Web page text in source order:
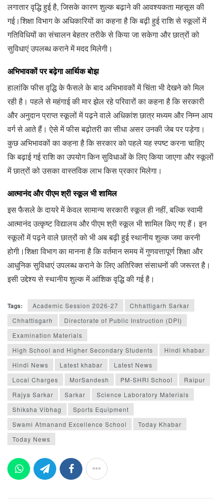
लगातार वृद्धि हुई है, जिसके कारण शुल्क बढ़ाने की आवश्यकता महसूस की
गई।शिक्षा विभाग के अधिकारियों का कहना है कि बढ़ी हुई राशि से स्कूलों में
गतिविधियों का संचालन बेहतर तरीके से किया जा सकेगा और छात्रों को
सुविधाएं उपलब्ध कराने में मदद मिलेगी।
अभिभावकों पर बढ़ेगा आर्थिक बोझ
हालांकि फीस वृद्धि के फैसले के बाद अभिभावकों में चिंता भी देखने को मिल
रही है। पहले से महंगाई की मार झेल रहे परिवारों का कहना है कि सरकारी
और अनुदान प्राप्त स्कूलों में पढ़ने वाले अधिकांश छात्र मध्यम और निम्न आय
वर्ग से आते हैं। ऐसे में फीस बढ़ोतरी का सीधा असर उनकी जेब पर पड़ेगा।
कुछ अभिभावकों का कहना है कि सरकार को पहले यह स्पष्ट करना चाहिए
कि बढ़ाई गई राशि का उपयोग किन सुविधाओं के लिए किया जाएगा और स्कूलों
में छात्रों को उसका वास्तविक लाभ किस प्रकार मिलेगा।
आत्मानंद और पीएम श्री स्कूल भी शामिल
इस फैसले के दायरे में केवल सामान्य सरकारी स्कूल ही नहीं, बल्कि स्वामी
आत्मानंद उत्कृष्ट विद्यालय और पीएम श्री स्कूल भी शामिल किए गए हैं। इन
स्कूलों में पढ़ने वाले छात्रों को भी अब बढ़ी हुई स्थानीय शुल्क जमा करनी
होगी।शिक्षा विभाग का मानना है कि वर्तमान समय में गुणवत्तापूर्ण शिक्षा और
आधुनिक सुविधाएं उपलब्ध कराने के लिए अतिरिक्त संसाधनों की जरूरत है।
इसी उद्देश्य से स्थानीय शुल्क में आंशिक वृद्धि की गई है।
Tags: Academic Session 2026-27
Chhattigarh Sarkar
Chhattisgarh
Directorate of Public Instruction (DPI)
Examination Materials
High School and Higher Secondary Students
Hindi khabar
Hindi News
Latest khabar
Latest News
Local Charges
MorSandesh PM-SHRI School
Raipur
Rajya Sarkar
Sarkar
Science Laboratory Materials
Shiksha Vibhag
Sports Equipment
Swami Atmanand Excellence School
Today Khabar
Today News